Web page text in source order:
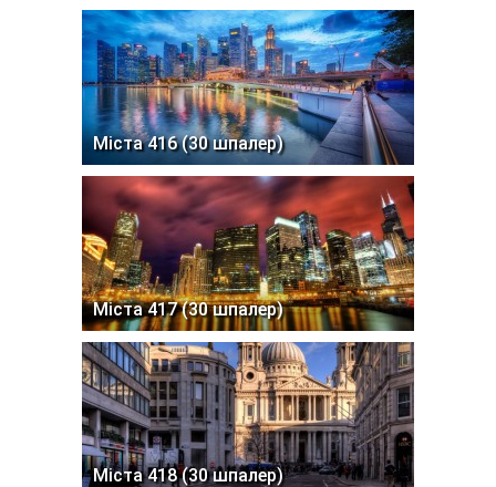
Міста 416 (30 шпалер)
Міста 417 (30 шпалер)
Міста 418 (30 шпалер)